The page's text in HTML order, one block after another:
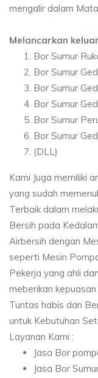
mengalir dalam
Melancarkan
Bor Sumur
Bor Sumur
Bor Sumur
Bor Sumur
Bor Sumur
Bor Sumur
(DLL)
Kami Juga memiliki
yang sudah
Terbaik dalam
Bersih pada
Airbersih dengan
seperti Mesin
Pekerja yang ahli
meberikan
Tuntas habis dan
untuk Kebutuhan
Layanan Kami :
Jasa Bor
Jasa Bor